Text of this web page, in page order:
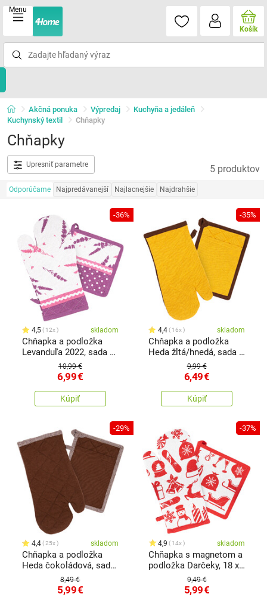
Menu
Košík
Akčná ponuka Výpredaj
Kuchyňa a jedáleň
Kuchynský textil
Chňapky
Chňapky
Upresniť parametre 5 produktov
Odporúčame Najpredávanejší Najlacnejšie Najdrahšie
-36%
4,5 12x skladom
Chňapka a podložka
Levanduľa 2022, sada 2
10,99 €
6,99€
Kúpiť
-35%
4,4 16x skladom
Chňapka a podložka
Heda žltá/hnedá, sada 2
9,99 €
6,49€
Kúpiť
-29%
4,4 25x skladom
Chňapka a podložka
Heda čokoládová, sada
8,49 €
5,99€
-37%
4,9 14x skladom
Chňapka s magnetom a
podložka Darčeky, 18 x
32 cm, 20 x 20 cm
9,49 €
5,99€